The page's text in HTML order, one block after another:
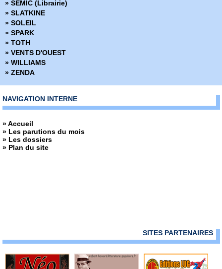
» Echo
» Echos graphiques
» Ed Gein Autopsie d'un tueur en série
» Edenwood
» Elektra
» Elektra Saga
» Elephantmen
» Elric - La cité qui rêve
» Excellence
» Extremity
» Fagin le juif
» Farmhand
» Fatale
» Fathom
» Free Agents
» Freshmen
» From Hell
» SEMIC (Librairie)
» SLATKINE
» SOLEIL
» SPARK
» TOTH
» VENTS D'OUEST
» WILLIAMS
» ZENDA
NAVIGATION INTERNE
» Accueil
» Les parutions du mois
» Les dossiers
» Plan du site
SITES PARTENAIRES